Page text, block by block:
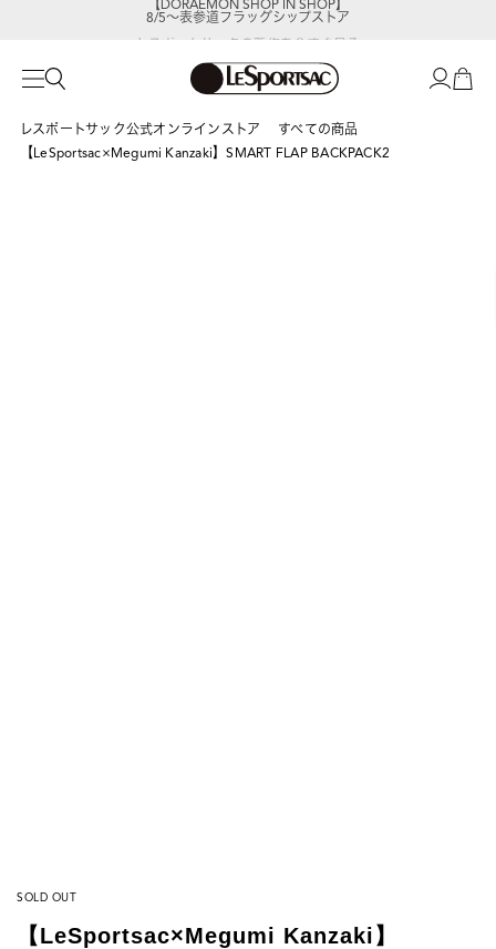
8/5～表参道フラッグシップストア
レスポートサック公式オンラインストア
すべての商品
【LeSportsac×Megumi Kanzaki】SMART FLAP BACKPACK2
SOLD OUT
【LeSportsac×Megumi Kanzaki】